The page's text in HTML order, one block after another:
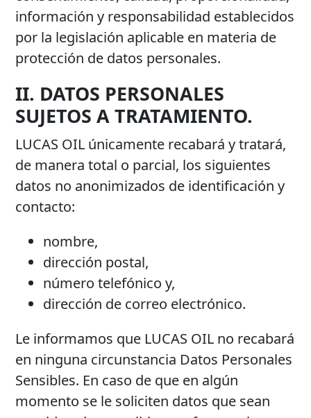
información y responsabilidad establecidos
por la legislación aplicable en materia de
protección de datos personales.
II. DATOS PERSONALES
SUJETOS A TRATAMIENTO.
LUCAS OIL únicamente recabará y tratará,
de manera total o parcial, los siguientes
datos no anonimizados de identificación y
contacto:
nombre,
dirección postal,
número telefónico y,
dirección de correo electrónico.
Le informamos que LUCAS OIL no recabará
en ninguna circunstancia Datos Personales
Sensibles. En caso de que en algún
momento se le soliciten datos que sean